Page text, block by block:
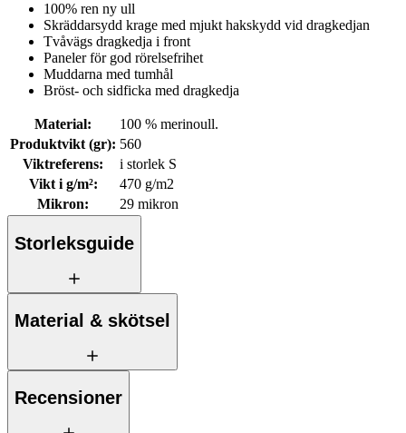
100% ren ny ull
Skräddarsydd krage med mjukt hakskydd vid dragkedjan
Tvåvägs dragkedja i front
Paneler för god rörelsefrihet
Muddarna med tumhål
Bröst- och sidficka med dragkedja
Material:
100 % merinoull.
Produktvikt (gr): 560
Viktreferens:
i storlek S
Vikt i g/m²:
470 g/m2
Mikron: 29 mikron
Storleksguide
Material & skötsel
Recensioner